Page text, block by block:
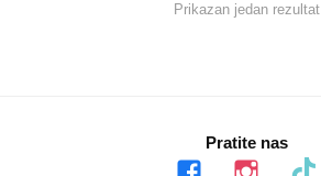
Prikazan jedan rezultat
Pratite nas
facebook instagram tiktok